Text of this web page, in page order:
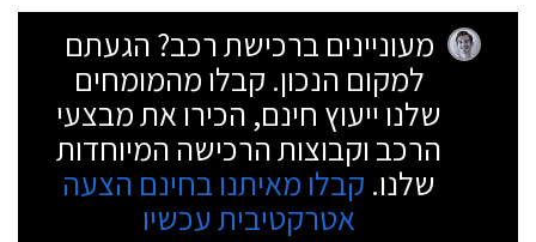
מעוניינים ברכישת רכב? הגעתם
למקום הנכון. קבלו מהמומחים
שלנו ייעוץ חינם, הכירו את מבצעי
הרכב וקבוצות הרכישה המיוחדות
שלנו. קבלו מאיתנו בחינם הצעה
אטרקטיבית עכשיו